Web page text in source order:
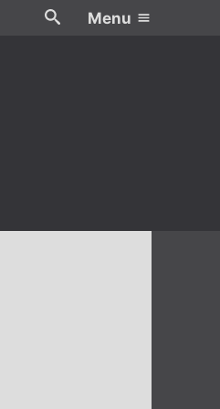
Menu